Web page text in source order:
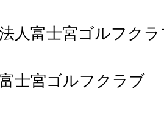
人富士宮ゴルフク
士宮ゴルフクラブ